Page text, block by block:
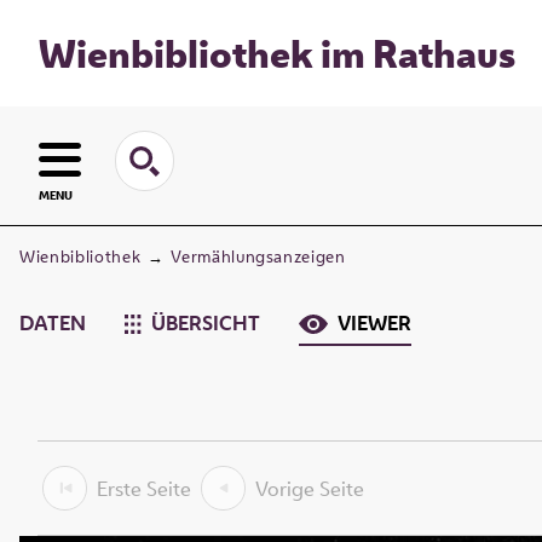
Wienbibliothek im Rathaus
MENU
Wienbibliothek → Vermählungsanzeigen
DATEN ÜBERSICHT VIEWER
Erste Seite Vorige Seite